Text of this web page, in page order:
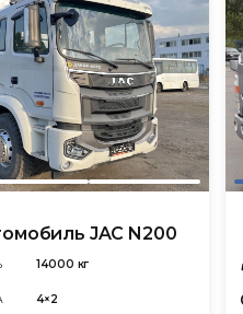
JAC N200
14000 кг
4×2